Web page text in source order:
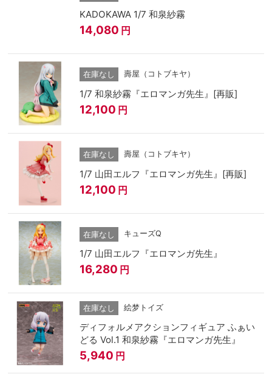
KADOKAWA 1/7 和泉紗霧
14,080 円
在庫なし 壽屋（コトブキヤ）
1/7 和泉紗霧『エロマンガ先生』[再販]
12,100 円
在庫なし 壽屋（コトブキヤ）
1/7 山田エルフ『エロマンガ先生』[再販]
12,100 円
在庫なし キューズQ
1/7 山田エルフ『エロマンガ先生』
16,280 円
在庫なし 絵梦トイズ
ディフォルメアクションフィギュア ふぁい
どる Vol.1 和泉紗霧『エロマンガ先生』
5,940 円